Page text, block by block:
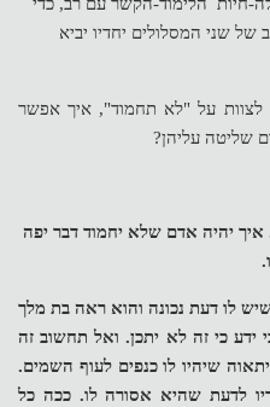
שני המסלולים יחדיו יביא
לצוות על "לא תחמוד", איך אפשר
שליטה עליהן?
יהיה אדם שלא יחמוד דבר יפה
לו דעת נכונה והוא ראה בת מלך
ידע כי זה לא יתכן. ואל תחשוב זה
שיהיו לו כנפים לעוף השמים.
לדעת שהיא אסורה לו. ככה כל